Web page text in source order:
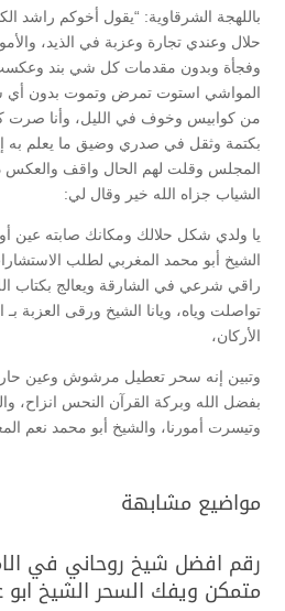
باللهجة الشرقاوية: “يقول أخوكم راشد
حلال وعندي تجارة وعزبة في الذيد،
وفجأة وبدون مقدمات كل شي بند
المواشي استوت تمرض وتموت بدون أي
من كوابيس وخوف في الليل، وأنا صرت
بكتمة وثقل في صدري وضيق ما يعلم به
المجلس وقلت لهم الحال واقف والعكس
الشياب جزاه الله خير وقال لي:
يا ولدي شكل حلالك ومكانك صابته عين
الشيخ أبو محمد المغربي لطلب
راقي شرعي في الشارقة ويعالج بكتاب
تواصلت وياه، ويانا الشيخ ورقى العزبة
الأركان،
وتبين إنه سحر تعطيل مرشوش وعين حارة
بفضل الله وبركة القرآن النحس انزاح،
وتيسرت أمورنا، والشيخ أبو محمد نعم
مواضيع مشابهة
رقم افضل شيخ روحاني في
متمكن ويفك السحر الشيخ ابو